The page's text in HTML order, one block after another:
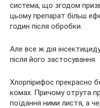
система, що згодом
цьому препарат більш
годин після обробки.
Але все ж дія
після його застосування.
Хлорпірифос прекрасно
комах. Причому отрута
поїдання ними листя, а